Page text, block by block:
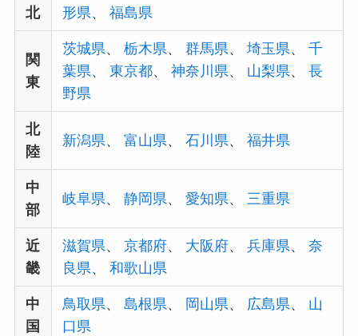
北
形県、福島県
関
東
茨城県、栃木県、群馬県、埼玉県、千
葉県、東京都、神奈川県、 山梨県、長
野県
北
陸
新潟県、富山県、石川県、福井県
中
部
岐阜県、静岡県、愛知県、三重県
近
畿
滋賀県、京都府、 大阪府、兵庫県、奈
良県、和歌山県
中
国
鳥取県、島根県、 岡山県、 広島県、 山
口県